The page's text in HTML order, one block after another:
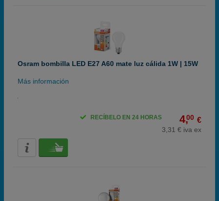
Osram bombilla LED E27 A60 mate luz cálida 1W | 15W
Más información
4,00 €
3,31 € iva ex
RECÍBELO EN 24 HORAS